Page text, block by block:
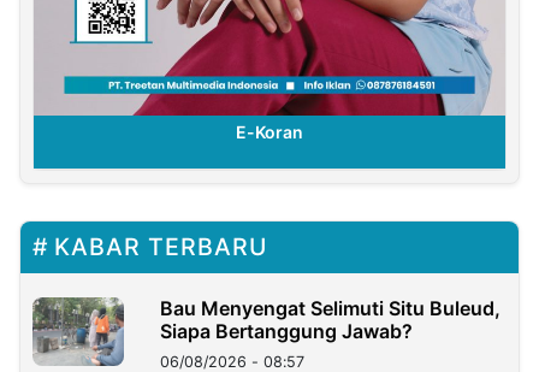
E-Koran
KABAR TERBARU
Bau Menyengat Selimuti Situ Buleud,
Siapa Bertanggung Jawab?
06/08/2026 - 08:57